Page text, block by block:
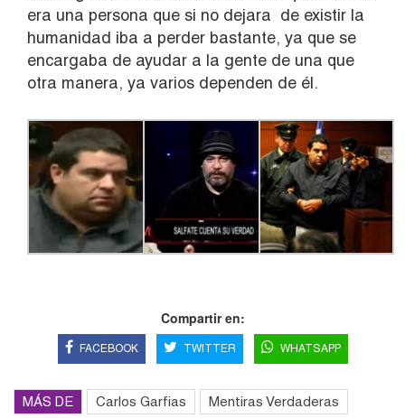
era una persona que si no dejara de existir la
humanidad iba a perder bastante, ya que se
encargaba de ayudar a la gente de una que
otra manera, ya varios dependen de él.
Compartir en:
FACEBOOK TWITTER WHATSAPP
MÁS DE Carlos Garfias Mentiras Verdaderas